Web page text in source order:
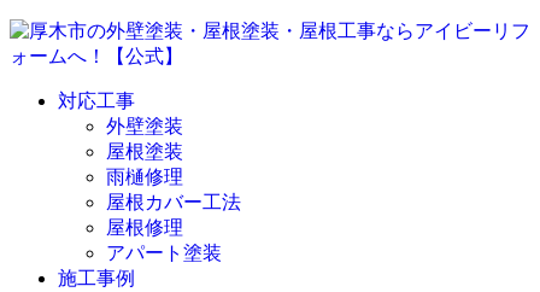
対応工事
外壁塗装
屋根塗装
雨樋修理
屋根カバー工法
屋根修理
アパート塗装
施工事例